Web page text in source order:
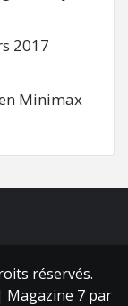
2017
Minimax
réservés.
Magazine 7 par